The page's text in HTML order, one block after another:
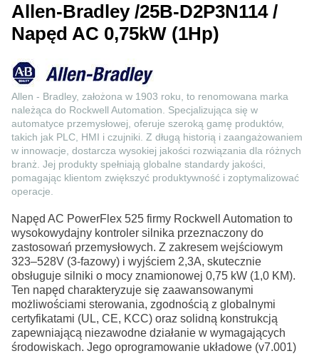
Allen-Bradley /25B-D2P3N114 /
Napęd AC 0,75kW (1Hp)
Allen - Bradley, założona w 1903 roku, to renomowana marka
należąca do Rockwell Automation. Specjalizująca się w
automatyce przemysłowej, oferuje szeroką gamę produktów,
takich jak PLC, HMI i czujniki. Z długą historią i zaangażowaniem
w innowacje, dostarcza wysokiej jakości rozwiązania dla różnych
branż. Jej produkty spełniają globalne standardy jakości,
pomagając klientom zwiększyć produktywność i zoptymalizować
operacje.
Napęd AC PowerFlex 525 firmy Rockwell Automation to
wysokowydajny kontroler silnika przeznaczony do
zastosowań przemysłowych. Z zakresem wejściowym
323–528V (3-fazowy) i wyjściem 2,3A, skutecznie
obsługuje silniki o mocy znamionowej 0,75 kW (1,0 KM).
Ten napęd charakteryzuje się zaawansowanymi
możliwościami sterowania, zgodnością z globalnymi
certyfikatami (UL, CE, KCC) oraz solidną konstrukcją
zapewniającą niezawodne działanie w wymagających
środowiskach. Jego oprogramowanie układowe (v7.001)